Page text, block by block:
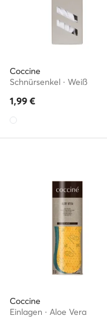
Coccine
Schnürsenkel · Weiß
1,99 €
Coccine
Einlagen · Aloe Vera